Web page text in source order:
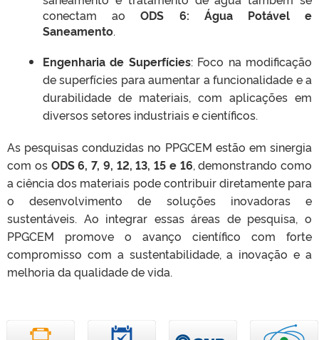
conectam aoODS 6: Água Potável e
Saneamento.
Engenharia de Superfícies: Foco na modificação
de superfícies para aumentar a funcionalidade e a
durabilidade de materiais, com aplicações em
diversos setores industriais e científicos.
As pesquisas conduzidas no PPGCEM estão em sinergia
com os ODS 6, 7, 9, 12, 13, 15 e 16, demonstrando como
a ciência dos materiais pode contribuir diretamente para
o desenvolvimento de soluções inovadoras e
sustentáveis. Ao integrar essas áreas de pesquisa, o
PPGCEM promove o avanço científico com forte
compromisso com a sustentabilidade, a inovação e a
melhoria da qualidade de vida.